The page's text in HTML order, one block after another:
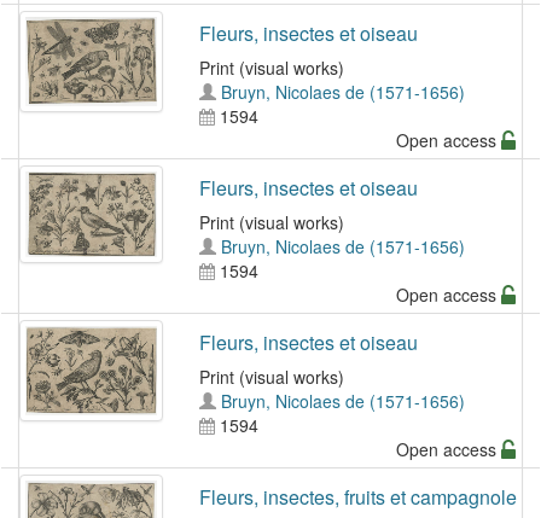
Fleurs, insectes et oiseau
Print (visual works)
Bruyn, Nicolaes de (1571-1656)
1594
Open access
Fleurs, insectes et oiseau
Print (visual works)
Bruyn, Nicolaes de (1571-1656)
1594
Open access
Fleurs, insectes et oiseau
Print (visual works)
Bruyn, Nicolaes de (1571-1656)
1594
Open access
Fleurs, insectes, fruits et campagnole